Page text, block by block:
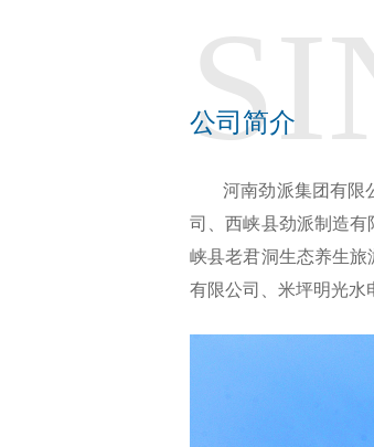
公司简介
河南劲派集团有限
司、西峡县劲派制造
峡县老君洞生态养生
有限公司、米坪明光水